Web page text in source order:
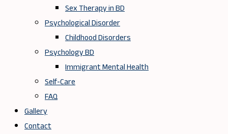
Sex Therapy in BD
Psychological Disorder
Childhood Disorders
Psychology BD
Immigrant Mental Health
Self-Care
FAQ
Gallery
Contact